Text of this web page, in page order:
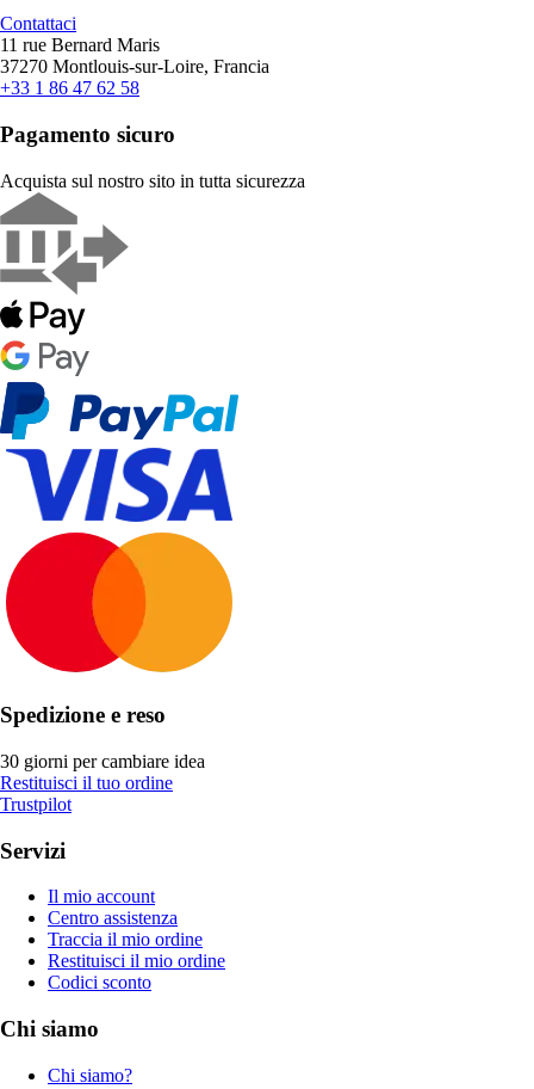
Contattaci
11 rue Bernard Maris
37270 Montlouis-sur-Loire, Francia
+33 1 86 47 62 58
Pagamento sicuro
Acquista sul nostro sito in tutta sicurezza
Spedizione e reso
30 giorni per cambiare idea
Restituisci il tuo ordine
Trustpilot
Servizi
Il mio account
Centro assistenza
Traccia il mio ordine
Restituisci il mio ordine
Codici sconto
Chi siamo
Chi siamo?